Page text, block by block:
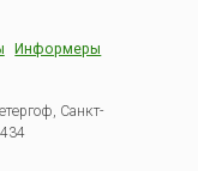
Информеры
Санкт-